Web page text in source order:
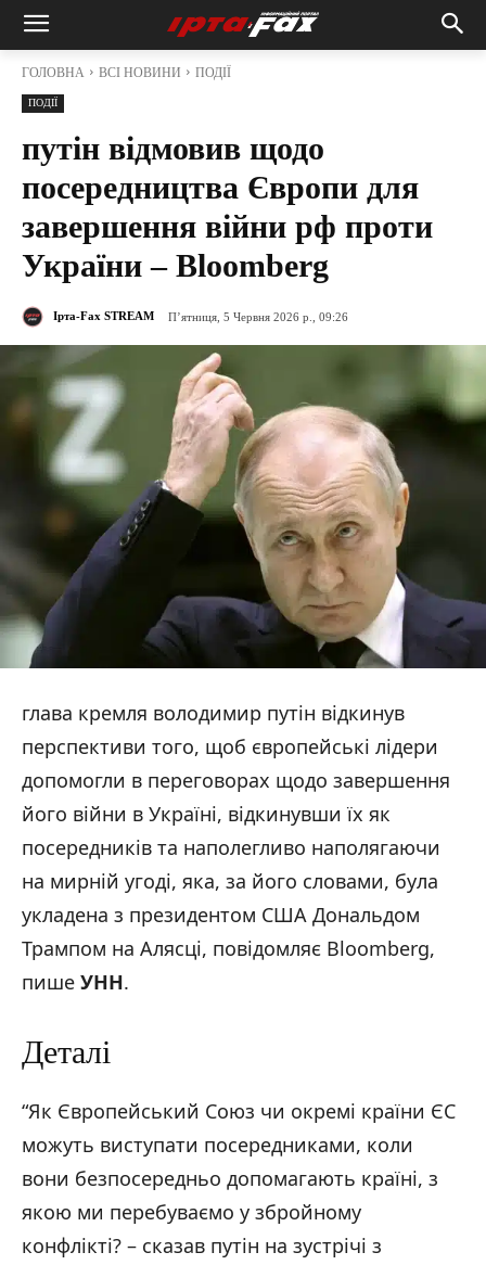
ГОЛОВНА ВСІ НОВИНИ ПОДІЇ
ПОДІЇ
путін відмовив щодо
посередництва Європи для
завершення війни рф проти
України – Bloomberg
Ірта-Fax STREAM П’ятниця, 5 Червня 2026 р., 09:26
глава кремля володимир путін відкинув
перспективи того, щоб європейські лідери
допомогли в переговорах щодо завершення
його війни в Україні, відкинувши їх як
посередників та наполегливо наполягаючи
на мирній угоді, яка, за його словами, була
укладена з президентом США Дональдом
Трампом на Алясці, повідомляє Bloomberg,
пише УНН.
Деталі
“Як Європейський Союз чи окремі країни ЄС
можуть виступати посередниками, коли
вони безпосередньо допомагають країні, з
якою ми перебуваємо у збройному
конфлікті? – сказав путін на зустрічі з